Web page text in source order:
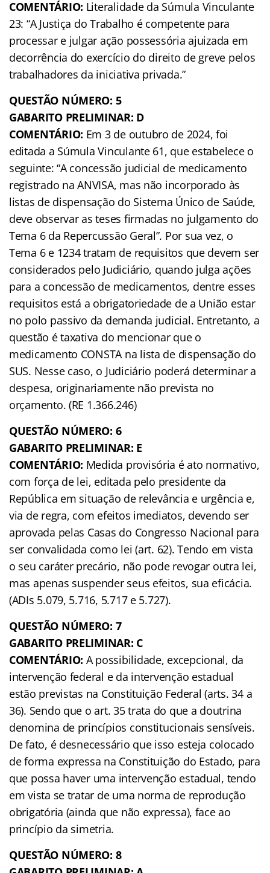
COMENTÁRIO: Literalidade da Súmula Vinculante
23: “A Justiça do Trabalho é competente para
processar e julgar ação possessória ajuizada em
decorrência do exercício do direito de greve pelos
trabalhadores da iniciativa privada.”
QUESTÃO NÚMERO: 5
GABARITO PRELIMINAR: D
COMENTÁRIO: Em 3 de outubro de 2024, foi
editada a Súmula Vinculante 61, que estabelece o
seguinte: “A concessão judicial de medicamento
registrado na ANVISA, mas não incorporado às
listas de dispensação do Sistema Único de Saúde,
deve observar as teses firmadas no julgamento do
Tema 6 da Repercussão Geral”. Por sua vez, o
Tema 6 e 1234 tratam de requisitos que devem ser
considerados pelo Judiciário, quando julga ações
para a concessão de medicamentos, dentre esses
requisitos está a obrigatoriedade de a União estar
no polo passivo da demanda judicial. Entretanto, a
questão é taxativa do mencionar que o
medicamento CONSTA na lista de dispensação do
SUS. Nesse caso, o Judiciário poderá determinar a
despesa, originariamente não prevista no
orçamento. (RE 1.366.246)
QUESTÃO NÚMERO: 6
GABARITO PRELIMINAR: E
COMENTÁRIO: Medida provisória é ato normativo,
com força de lei, editada pelo presidente da
República em situação de relevância e urgência e,
via de regra, com efeitos imediatos, devendo ser
aprovada pelas Casas do Congresso Nacional para
ser convalidada como lei (art. 62). Tendo em vista
o seu caráter precário, não pode revogar outra lei,
mas apenas suspender seus efeitos, sua eficácia.
(ADIs 5.079, 5.716, 5.717 e 5.727).
QUESTÃO NÚMERO: 7
GABARITO PRELIMINAR: C
COMENTÁRIO: A possibilidade, excepcional, da
intervenção federal e da intervenção estadual
estão previstas na Constituição Federal (arts. 34 a
36). Sendo que o art. 35 trata do que a doutrina
denomina de princípios constitucionais sensíveis.
De fato, é desnecessário que isso esteja colocado
de forma expressa na Constituição do Estado, para
que possa haver uma intervenção estadual, tendo
em vista se tratar de uma norma de reprodução
obrigatória (ainda que não expressa), face ao
princípio da simetria.
QUESTÃO NÚMERO: 8